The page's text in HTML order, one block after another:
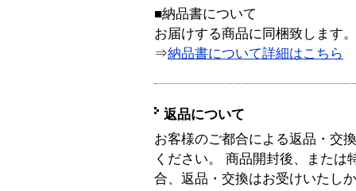
■納品書について
お届けする商品に同梱致します。
⇒納品書について詳細はこちら
返品について
お客様のご都合による返品・交
ください。 商品開封後、または
合、返品・交換はお受けいたし